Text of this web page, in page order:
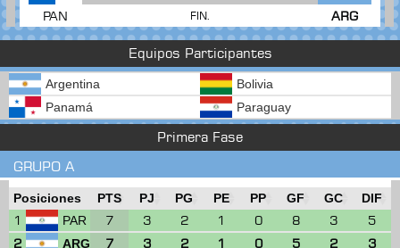
PAN FIN. ARG
Equipos Participantes
Argentina
Bolivia
Panamá
Paraguay
Primera Fase
GRUPO A
Posiciones PTS PJ PG PE PP GF GC DIF
1 PAR 7 3 2 1 0 8 3
5
2
ARG 7 3 2 1 0 5 2
3